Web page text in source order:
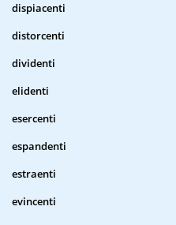
dispiacenti
distorcenti
dividenti
elidenti
esercenti
espandenti
estraenti
evincenti